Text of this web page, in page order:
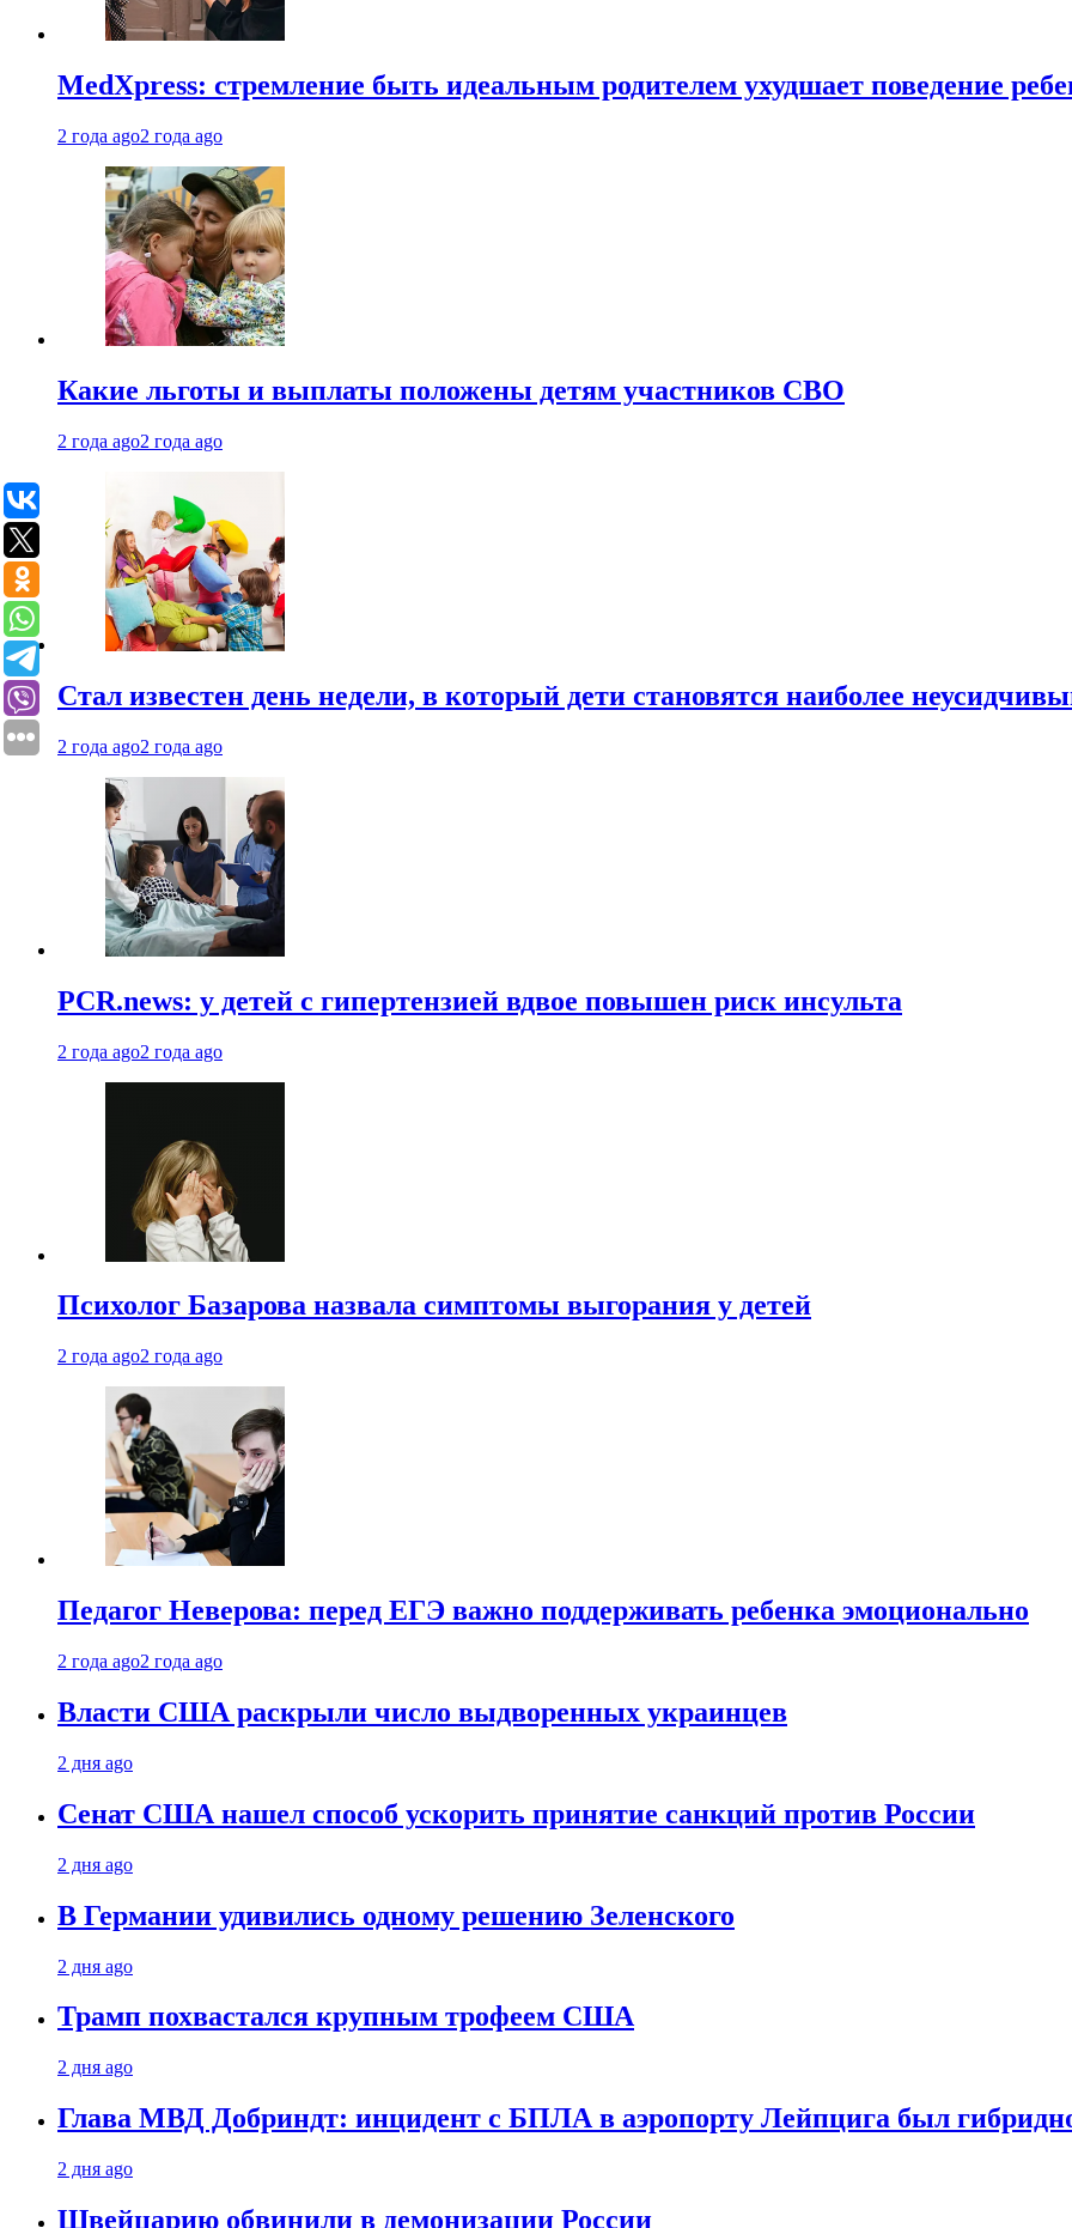
MedXpress: стремление быть идеальным родителем ухудшает поведение
2 года ago2 года ago
Какие льготы и выплаты положены детям участников СВО
2 года ago2 года ago
Стал известен день недели, в который дети становятся наиболее
2 года ago2 года ago
PCR.news: у детей с гипертензией вдвое повышен риск инсульта
2 года ago2 года ago
Психолог Базарова назвала симптомы выгорания у детей
2 года ago2 года ago
Педагог Неверова: перед ЕГЭ важно поддерживать ребенка эмоционально
2 года ago2 года ago
Власти США раскрыли число выдворенных украинцев
2 дня ago
Сенат США нашел способ ускорить принятие санкций против России
2 дня ago
В Германии удивились одному решению Зеленского
2 дня ago
Трамп похвастался крупным трофеем США
2 дня ago
Глава МВД Добриндт: инцидент с БПЛА в аэропорту Лейпцига был
2 дня ago
Швейцарию обвинили в демонизации России